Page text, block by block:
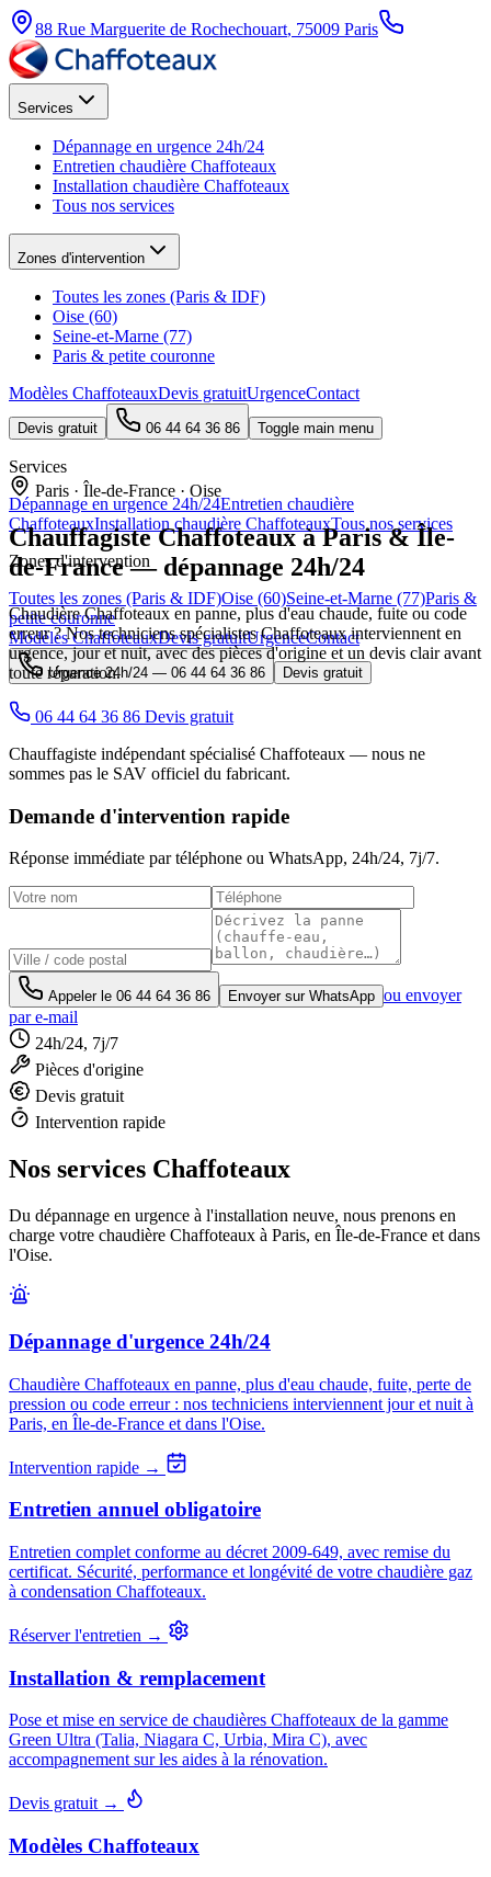
88 Rue Marguerite de Rochechouart, 75009 Paris
Services
Dépannage en urgence 24h/24
Entretien chaudière Chaffoteaux
Installation chaudière Chaffoteaux
Tous nos services
Zones d'intervention
Toutes les zones (Paris & IDF)
Oise (60)
Seine-et-Marne (77)
Paris & petite couronne
Modèles ChaffoteauxDevis gratuitUrgenceContact
Devis gratuit 06 44 64 36 86 Toggle main menu
Services
Dépannage en urgence 24h/24Entretien chaudière
ChaffoteauxInstallation chaudière ChaffoteauxTous nos services
Zones d'intervention
Toutes les zones (Paris & IDF)Oise (60)Seine-et-Marne (77)Paris &
petite couronne
Modèles ChaffoteauxDevis gratuitUrgenceContact
Urgence 24h/24 — 06 44 64 36 86 Devis gratuit
Paris · Île-de-France · Oise
ChauffagisteChaffoteauxà Paris & Île-
de-France — dépannage 24h/24
Chaudière Chaffoteaux en panne, plus d'eau chaude, fuite ou code
erreur ? Nos techniciens spécialistes Chaffoteaux interviennent en
urgence, jour et nuit, avec des pièces d'origine et un devis clair avant
toute réparation.
06 44 64 36 86 Devis gratuit
Chauffagiste indépendant spécialisé Chaffoteaux — nous ne
sommes pas le SAV officiel du fabricant.
Demande d'intervention rapide
Réponse immédiate par téléphone ou WhatsApp, 24h/24, 7j/7.
Appeler le 06 44 64 36 86 Envoyer sur WhatsApp ou envoyer
par e-mail
24h/24, 7j/7
Pièces d'origine
Devis gratuit
Intervention rapide
Nos services Chaffoteaux
Du dépannage en urgence à l'installation neuve, nous prenons en
charge votre chaudière Chaffoteaux à Paris, en Île-de-France et dans
l'Oise.
Dépannage d'urgence 24h/24
Chaudière Chaffoteaux en panne, plus d'eau chaude, fuite, perte de
pression ou code erreur : nos techniciens interviennent jour et nuit à
Paris, en Île-de-France et dans l'Oise.
Intervention rapide →
Entretien annuel obligatoire
Entretien complet conforme au décret 2009-649, avec remise du
certificat. Sécurité, performance et longévité de votre chaudière gaz
à condensation Chaffoteaux.
Réserver l'entretien →
Installation & remplacement
Pose et mise en service de chaudières Chaffoteaux de la gamme
Green Ultra (Talia, Niagara C, Urbia, Mira C), avec
accompagnement sur les aides à la rénovation.
Devis gratuit →
Modèles Chaffoteaux